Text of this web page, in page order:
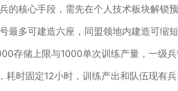
的核心手段，需先在个人技术板块解锁
最多可建造六座，同盟领地内建造可缩
存储上限与1000单次训练产量，一级
时固定12小时，训练产出和队伍现有